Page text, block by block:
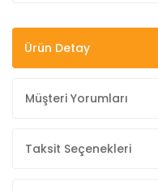
Ürün Detay
Müşteri Yorumları
Taksit Seçenekleri